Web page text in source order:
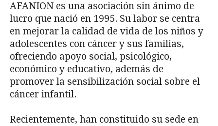
AFANION es una asociación sin ánimo de
lucro que nació en 1995. Su labor se centra
en mejorar la calidad de vida de los niños y
adolescentes con cáncer y sus familias,
ofreciendo apoyo social, psicológico,
económico y educativo, además de
promover la sensibilización social sobre el
cáncer infantil.
Recientemente, han constituido su sede en